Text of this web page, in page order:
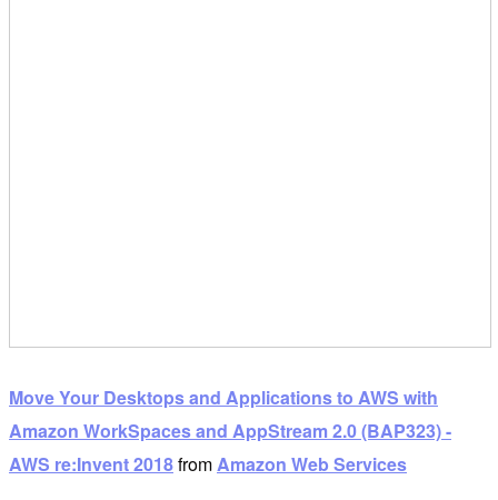
Move Your Desktops and Applications to AWS with
Amazon WorkSpaces and AppStream 2.0 (BAP323) -
AWS re:Invent 2018fromAmazon Web Services